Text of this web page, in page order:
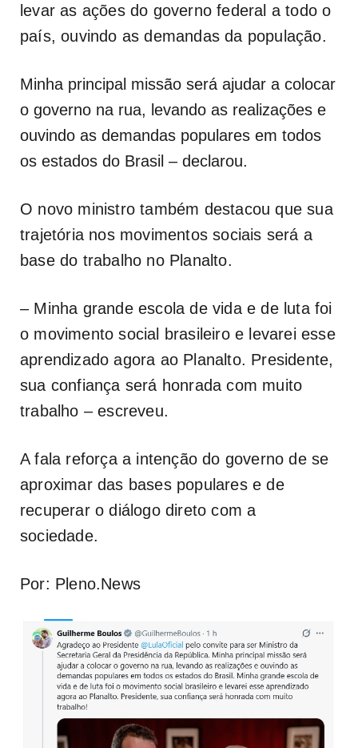
levar as ações do governo federal a todo o
país, ouvindo as demandas da população.
Minha principal missão será ajudar a colocar
o governo na rua, levando as realizações e
ouvindo as demandas populares em todos
os estados do Brasil – declarou.
O novo ministro também destacou que sua
trajetória nos movimentos sociais será a
base do trabalho no Planalto.
– Minha grande escola de vida e de luta foi
o movimento social brasileiro e levarei esse
aprendizado agora ao Planalto. Presidente,
sua confiança será honrada com muito
trabalho – escreveu.
A fala reforça a intenção do governo de se
aproximar das bases populares e de
recuperar o diálogo direto com a
sociedade.
Por: Pleno.News